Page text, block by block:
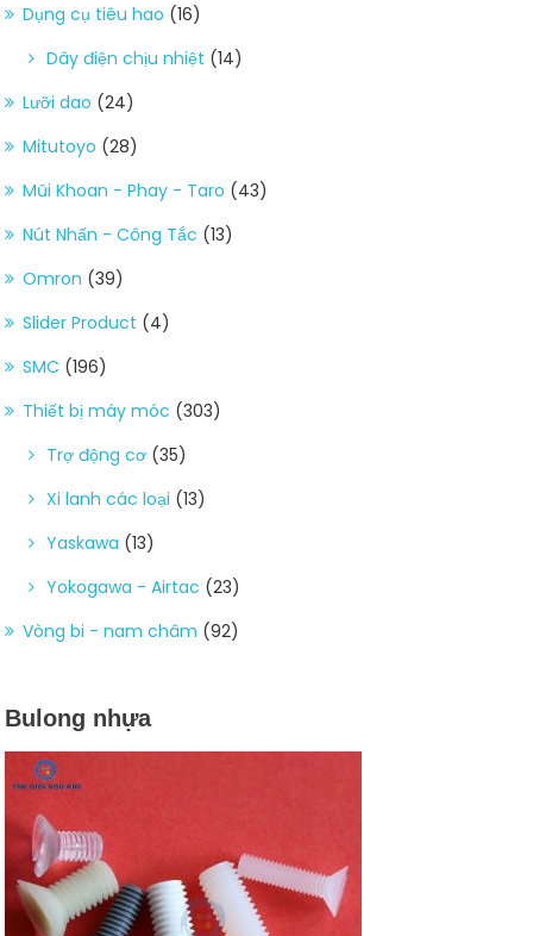
Dụng cụ tiêu hao (16)
Dây điện chịu nhiệt (14)
Lưỡi dao (24)
Mitutoyo (28)
Mũi Khoan - Phay - Taro (43)
Nút Nhấn - Công Tắc (13)
Omron (39)
Slider Product (4)
SMC (196)
Thiết bị máy móc (303)
Trợ động cơ (35)
Xi lanh các loại (13)
Yaskawa (13)
Yokogawa - Airtac (23)
Vòng bi - nam châm (92)
Bulong nhựa